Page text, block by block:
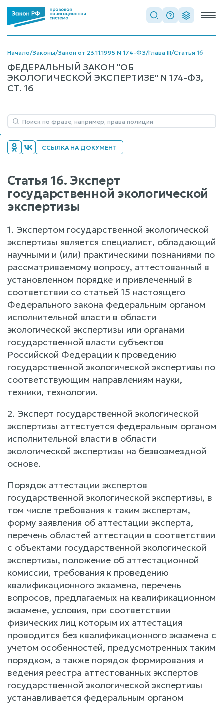
Начало/Законы/Закон от 23.11.1995 N 174-ФЗ/Глава III/Статья 16
ФЕДЕРАЛЬНЫЙ ЗАКОН "ОБ
ЭКОЛОГИЧЕСКОЙ ЭКСПЕРТИЗЕ" N 174-ФЗ,
СТ. 16
ССЫЛКА НА ДОКУМЕНТ
Статья 16. Эксперт
государственной экологической
экспертизы
1. Экспертом государственной экологической
экспертизы является специалист, обладающий
научными и (или) практическими познаниями по
рассматриваемому вопросу, аттестованный в
установленном порядке и привлеченный в
соответствии со статьей 15 настоящего
Федерального закона федеральным органом
исполнительной власти в области
экологической экспертизы или органами
государственной власти субъектов
Российской Федерации к проведению
государственной экологической экспертизы по
соответствующим направлениям науки,
техники, технологии.
2. Эксперт государственной экологической
экспертизы аттестуется федеральным органом
исполнительной власти в области
экологической экспертизы на безвозмездной
основе.
Порядок аттестации экспертов
государственной экологической экспертизы, в
том числе требования к таким экспертам,
форму заявления об аттестации эксперта,
перечень областей аттестации в соответствии
с объектами государственной экологической
экспертизы, положение об аттестационной
комиссии, требования к проведению
квалификационного экзамена, перечень
вопросов, предлагаемых на квалификационном
экзамене, условия, при соответствии
физических лиц которым их аттестация
проводится без квалификационного экзамена с
учетом особенностей, предусмотренных таким
порядком, а также порядок формирования и
ведения реестра аттестованных экспертов
государственной экологической экспертизы
устанавливается федеральным органом